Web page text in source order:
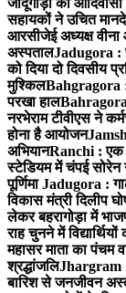
जादूगोड़ा की
सहायकों ने उचित
आरसीजेई अध्यक्ष
अस्पतालJadugora :
को दिया दो दिवसीय
मुश्किलBahgragora :
परखा हालBahragora
नरभेराम टीवीएस ने
होना है आयोजन
अभियानRanchi : एक
स्टेडियम में चंपई सोरेन
पूर्णिमाJadugora :
विकास मंत्री दिलीप
लेकर बहरागोड़ा में
राह चुनने में विद्यार्थियों
महासर माता का पंचम
श्रद्धांजलिJhargram :
बारिश से जनजीवन